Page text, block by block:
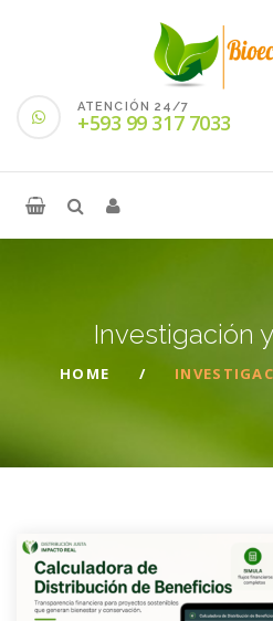
ATENCIÓN 24/7
+593 99 317 7033
Investigación y
HOME